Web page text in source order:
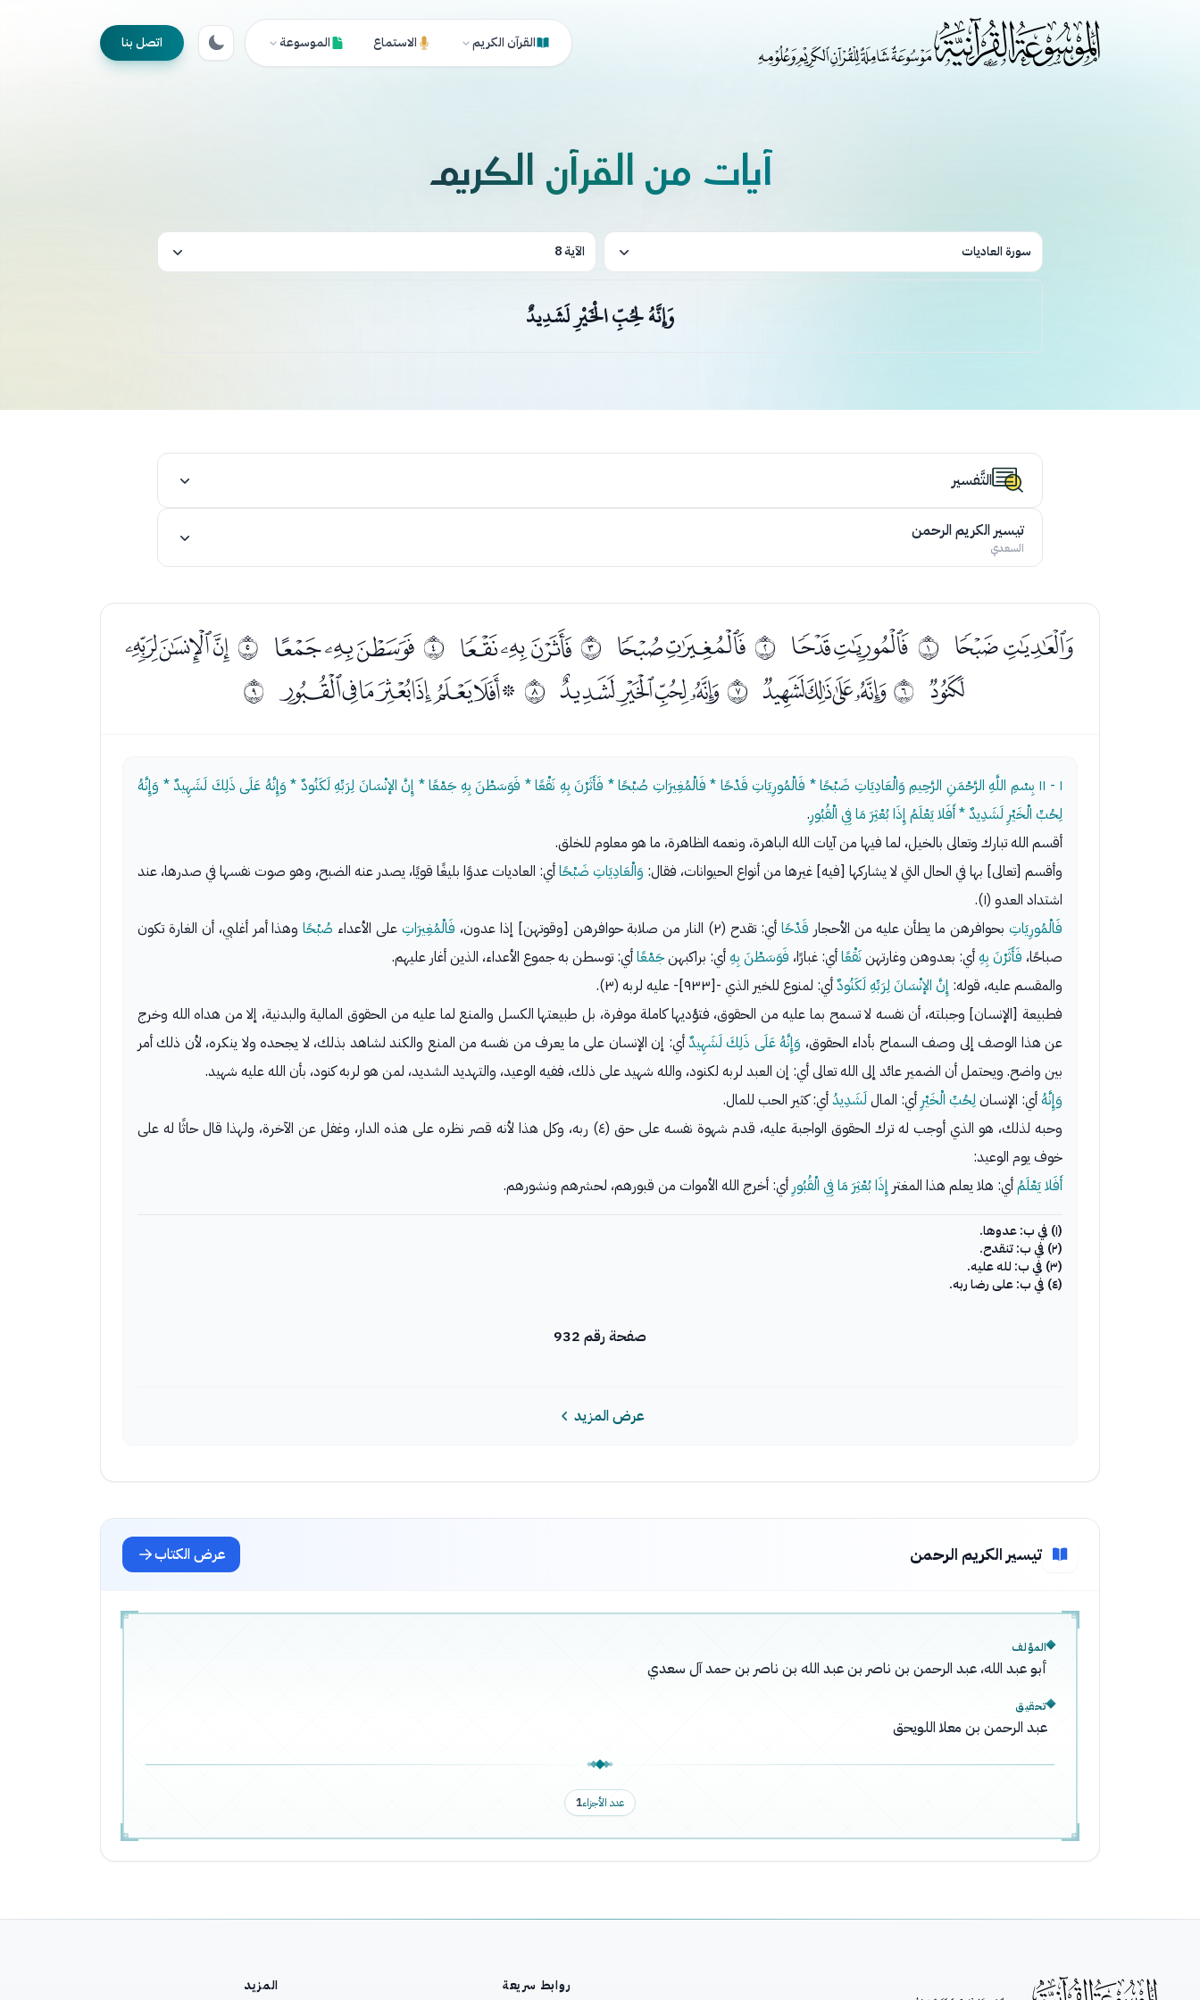
القرآن الكريم الاستماع الموسوعة اتصل بنا
آيات من القرآن الكريم
سورة العاديات الآية 8
وَإِنَّهُ لِحُبِّ الْخَيْرِ لَشَدِيدٌ
التَّفسير
تيسير الكريم الرحمن
السعدي
ﮱﯓ ﰀ ﯕﯖ ﰁ ﯘﯙ ﰂ ﯛﯜﯝ ﰃ ﯟﯠﯡ ﰄﭑﭒﭓ
ﭔ ﰅﭖﭗﭘﭙ ﰆﭛﭜﭝﭞ ﰇ ﭠﭡﭢﭣﭤﭥﭦﭧ ﰈ
١ - ١١
بِسْمِ اللَّهِ الرَّحْمَنِ الرَّحِيمِ وَالْعَادِيَاتِ ضَبْحًا * فَالْمُورِيَاتِ قَدْحًا * فَالْمُغِيرَاتِ صُبْحًا * فَأَثَرْنَ بِهِ نَقْعًا * فَوَسَطْنَ بِهِ جَمْعًا * إِنَّ الإنْسَانَ لِرَبِّهِ لَكَنُودٌ * وَإِنَّهُ عَلَى ذَلِكَ لَشَهِيدٌ * وَإِنَّهُ
لِحُبِّ الْخَيْرِ لَشَدِيدٌ * أَفَلا يَعْلَمُ إِذَا بُعْثِرَ مَا فِي الْقُبُورِ.
أقسم الله تبارك وتعالى بالخيل، لما فيها من آيات الله الباهرة، ونعمه الظاهرة، ما هو معلوم للخلق.
وأقسم [تعالى] بها في الحال التي لا يشاركها [فيه] غيرها من أنواع الحيوانات، فقال: وَالْعَادِيَاتِ ضَبْحًاأي: العاديات عدوًا بليغًا قويًا، يصدر عنه الضبح، وهو صوت نفسها في صدرها، عند
اشتداد العدو (١).
فَالْمُورِيَاتِ بحوافرهن ما يطأن عليه من الأحجار قَدْحًا أي: تقدح (٢) النار من صلابة حوافرهن [وقوتهن] إذا عدون، فَالْمُغِيرَاتِ على الأعداء صُبْحًاوهذا أمر أغلبي، أن الغارة تكون
صباحًا، فَأَثَرْنَ بِهِأي: بعدوهن وغارتهننَقْعًاأي: غبارًا، فَوَسَطْنَ بِهِأي: براكبهنجَمْعًاأي: توسطن به جموع الأعداء، الذين أغار عليهم.
والمقسم عليه، قوله: إِنَّ الإنْسَانَ لِرَبِّهِ لَكَنُودٌأي: لمنوع للخير الذي -[٩٣٣]- عليه لربه (٣).
فطبيعة [الإنسان] وجبلته، أن نفسه لا تسمح بما عليه من الحقوق، فتؤديها كاملة موفرة، بل طبيعتها الكسل والمنع لما عليه من الحقوق المالية والبدنية، إلا من هداه الله وخرج
عن هذا الوصف إلى وصف السماح بأداء الحقوق، وَإِنَّهُ عَلَى ذَلِكَ لَشَهِيدٌأي: إن الإنسان على ما يعرف من نفسه من المنع والكند لشاهد بذلك، لا يجحده ولا ينكره، لأن ذلك أمر
بين واضح. ويحتمل أن الضمير عائد إلى الله تعالى أي: إن العبد لربه لكنود، والله شهيد على ذلك، ففيه الوعيد، والتهديد الشديد، لمن هو لربه كنود، بأن الله عليه شهيد.
وَإِنَّهُأي: الإنسانلِحُبِّ الْخَيْرِ أي: المال لَشَدِيدُأي: كثير الحب للمال.
وحبه لذلك، هو الذي أوجب له ترك الحقوق الواجبة عليه، قدم شهوة نفسه على حق (٤) ربه، وكل هذا لأنه قصر نظره على هذه الدار، وغفل عن الآخرة، ولهذا قال حاثًا له على
خوف يوم الوعيد:
أَفَلا يَعْلَمُأي: هلا يعلم هذا المغتر إِذَا بُعْثِرَ مَا فِي الْقُبُورِ أي: أخرج الله الأموات من قبورهم، لحشرهم ونشورهم.
(١) في ب: عدوها.
(٢) في ب: تنقدح.
(٣) في ب: لله عليه.
(٤) في ب: على رضا ربه.
صفحة رقم 932
عرض المزيد
تيسير الكريم الرحمن عرض الكتاب
المؤلف
أبو عبد الله، عبد الرحمن بن ناصر بن عبد الله بن ناصر بن حمد آل سعدي
تحقيق
عبد الرحمن بن معلا اللويحق
عدد الأجزاء1
روابط سريعة المزيد